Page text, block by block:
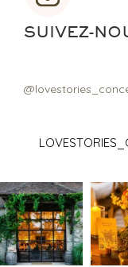
SUIVEZ-